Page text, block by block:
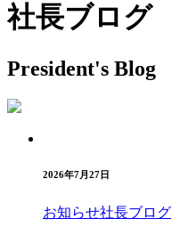
社長ブログ
President's Blog
2026年7月27日
お知らせ社長ブログ